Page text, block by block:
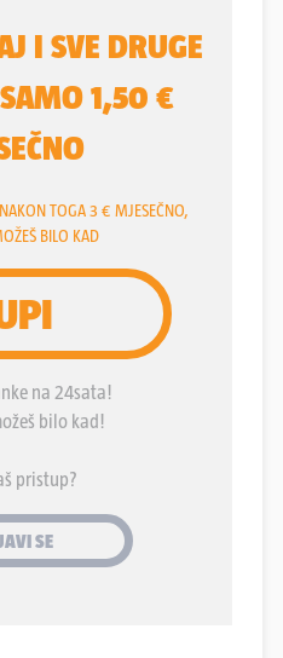
poziv iz Hrvatske, koja
će je odvesti na
islandski sin iz
sve na turniru u